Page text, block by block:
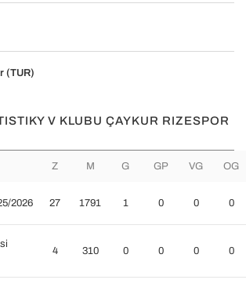
(TUR)
V KLUBU ÇAYKUR RIZESPOR
Z M G GP VG OG
2026 27 1791 1 0 0 0
4 310 0 0 0 0